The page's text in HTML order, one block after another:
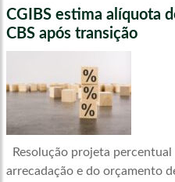
CGIBS estima alíquota
CBS após transição
Resolução projeta
arrecadação e do orçamento